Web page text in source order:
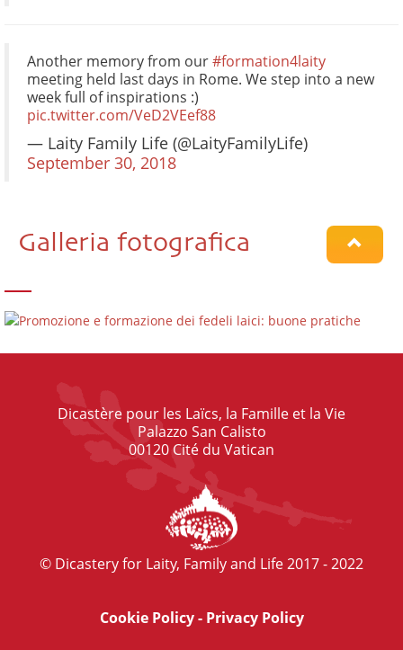
Another memory from our#formation4laity
meeting held last days in Rome. We step into a new
week full of inspirations :)
pic.twitter.com/VeD2VEef88
— Laity Family Life (@LaityFamilyLife)
September 30, 2018
Galleria fotografica
Dicastère pour les Laïcs, la Famille et la Vie
Palazzo San Calisto
00120 Cité du Vatican
© Dicastery for Laity, Family and Life 2017 - 2022
Cookie Policy- Privacy Policy